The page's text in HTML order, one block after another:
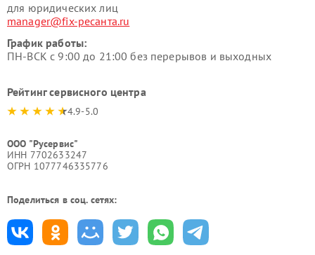
для юридических лиц
manager@fix-ресанта.ru
График работы:
ПН-ВСК с 9:00 до 21:00 без перерывов и выходных
Рейтинг сервисного центра
4.9-5.0
ООО "Русервис"
ИНН 7702633247
ОГРН 1077746335776
Поделиться в соц. сетях: